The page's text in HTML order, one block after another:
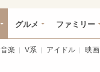
グルメ ファミリー
音楽 V系 アイドル 映画